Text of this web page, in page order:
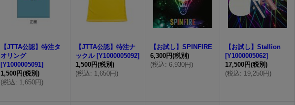
【JTTA公認】特注タ
オリング
[Y1000005091]
1,500円(税別)
(税込: 1,650円)
【JTTA公認】特注ナ
ックル [Y1000005092]
1,500円(税別)
(税込: 1,650円)
【お試し】SPINFIRE
6,300円(税別)
(税込: 6,930円)
【お試し】Stallion
[Y1000005062]
17,500円(税別)
(税込: 19,250円)